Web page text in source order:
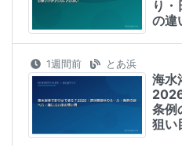
り
の違
1週間前 とあ浜
海水
条例
狙い